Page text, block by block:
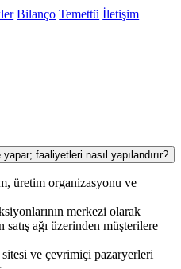
Bilanço Temettü İletişim
faaliyetleri nasıl yapılandırır?
üretim organizasyonu ve
merkezi olarak
ağı üzerinden müşterilere
ve çevrimiçi pazaryerleri